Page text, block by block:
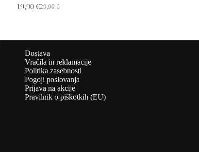
29,90€
Izvirna
19,90 €Trenutna
Dostava
Vračila in reklamacije
Politika zasebnosti
Pogoji poslovanja
Prijava na akcije
Pravilnik o piškotkih (EU)